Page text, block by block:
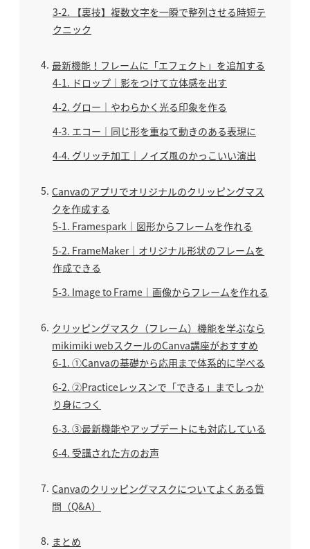
3-2
【裏技】複数文字を一瞬で整列させる時短テ
クニック
4 最新機能！フレームに「エフェクト」を追加する
4-1
ドロップ｜影をつけて立体感を出す
4-2 グロー｜やわらかく光る印象を作る
4-3 エコー｜同じ形を重ねて動きのある表現に
4-4 グリッチ加工｜ノイズ風のかっこいい演出
5 Canvaのアプリでオリジナルのクリッピングマス
クを作成する
5-1 Framespark｜図形からフレームを作れる
5-2 FrameMaker｜オリジナル形状のフレームを
作成できる
5-3 Image to Frame｜画像からフレームを作れる
6 クリッピングマスク（フレーム）機能を学ぶなら
mikimiki webスクールのCanva講座がおすすめ
6-1 ①Canvaの基礎から応用まで体系的に学べる
6-2 ②Practiceレッスンで「できる」までしっか
り身につく
6-3 ③最新機能やアップデートにも対応している
6-4 受講された方のお声
7 Canvaのクリッピングマスクについてよくある質
問（Q&A）
8 まとめ